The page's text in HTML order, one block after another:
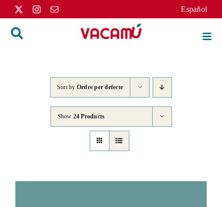
to
content
Español
L’editorial
Sort by Ordre per defecte
Show 24 Products